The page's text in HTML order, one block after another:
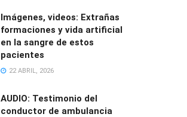
Imágenes, videos: Extrañas
formaciones y vida artificial
en la sangre de estos
pacientes
22 ABRIL, 2026
AUDIO: Testimonio del
conductor de ambulancia